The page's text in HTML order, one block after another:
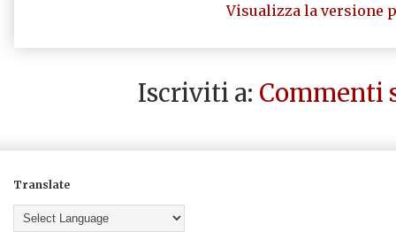
Visualizza la versione
Iscriviti a: Commenti
Translate